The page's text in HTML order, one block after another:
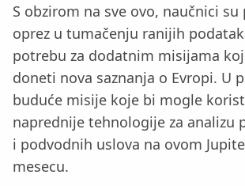
S obzirom na sve ovo, naučnici su
oprez u tumačenju ranijih
potrebu za dodatnim misijama
doneti nova saznanja o Evropi. U
buduće misije koje bi mogle
naprednije tehnologije za analizu
i podvodnih uslova na ovom
mesecu.